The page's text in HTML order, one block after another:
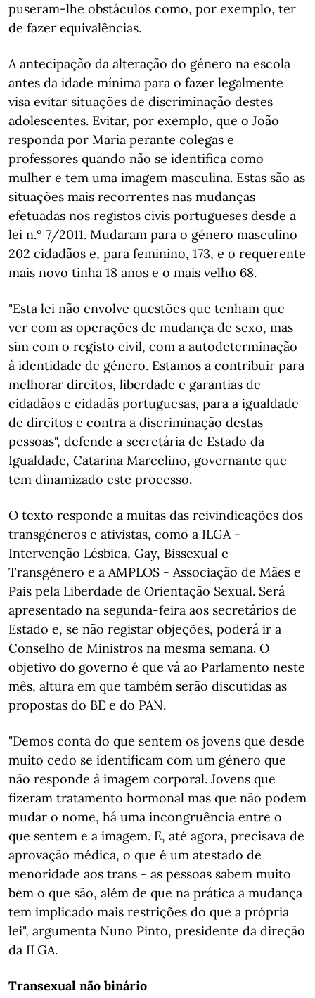
puseram-lhe obstáculos como, por exemplo, ter
de fazer equivalências.
A antecipação da alteração do género na escola
antes da idade mínima para o fazer legalmente
visa evitar situações de discriminação destes
adolescentes. Evitar, por exemplo, que o João
responda por Maria perante colegas e
professores quando não se identifica como
mulher e tem uma imagem masculina. Estas são as
situações mais recorrentes nas mudanças
efetuadas nos registos civis portugueses desde a
lei n.º 7/2011. Mudaram para o género masculino
202 cidadãos e, para feminino, 173, e o requerente
mais novo tinha 18 anos e o mais velho 68.
"Esta lei não envolve questões que tenham que
ver com as operações de mudança de sexo, mas
sim com o registo civil, com a autodeterminação
à identidade de género. Estamos a contribuir para
melhorar direitos, liberdade e garantias de
cidadãos e cidadãs portuguesas, para a igualdade
de direitos e contra a discriminação destas
pessoas", defende a secretária de Estado da
Igualdade, Catarina Marcelino, governante que
tem dinamizado este processo.
O texto responde a muitas das reivindicações dos
transgéneros e ativistas, como a ILGA -
Intervenção Lésbica, Gay, Bissexual e
Transgénero e a AMPLOS - Associação de Mães e
Pais pela Liberdade de Orientação Sexual. Será
apresentado na segunda-feira aos secretários de
Estado e, se não registar objeções, poderá ir a
Conselho de Ministros na mesma semana. O
objetivo do governo é que vá ao Parlamento neste
mês, altura em que também serão discutidas as
propostas do BE e do PAN.
"Demos conta do que sentem os jovens que desde
muito cedo se identificam com um género que
não responde à imagem corporal. Jovens que
fizeram tratamento hormonal mas que não podem
mudar o nome, há uma incongruência entre o
que sentem e a imagem. E, até agora, precisava de
aprovação médica, o que é um atestado de
menoridade aos trans - as pessoas sabem muito
bem o que são, além de que na prática a mudança
tem implicado mais restrições do que a própria
lei", argumenta Nuno Pinto, presidente da direção
da ILGA.
Transexual não binário